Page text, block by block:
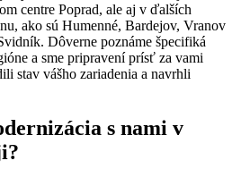
centre Poprad, ale aj v ďalších
ako sú Humenné, Bardejov, Vranov
Dôverne poznáme špecifiká
a sme pripravení prísť za vami
stav vášho zariadenia a navrhli
s nami v